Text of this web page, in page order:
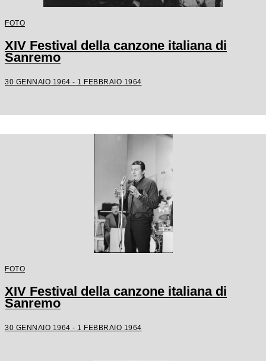
FOTO
XIV Festival della canzone italiana di
Sanremo
30 GENNAIO 1964 - 1 FEBBRAIO 1964
FOTO
XIV Festival della canzone italiana di
Sanremo
30 GENNAIO 1964 - 1 FEBBRAIO 1964